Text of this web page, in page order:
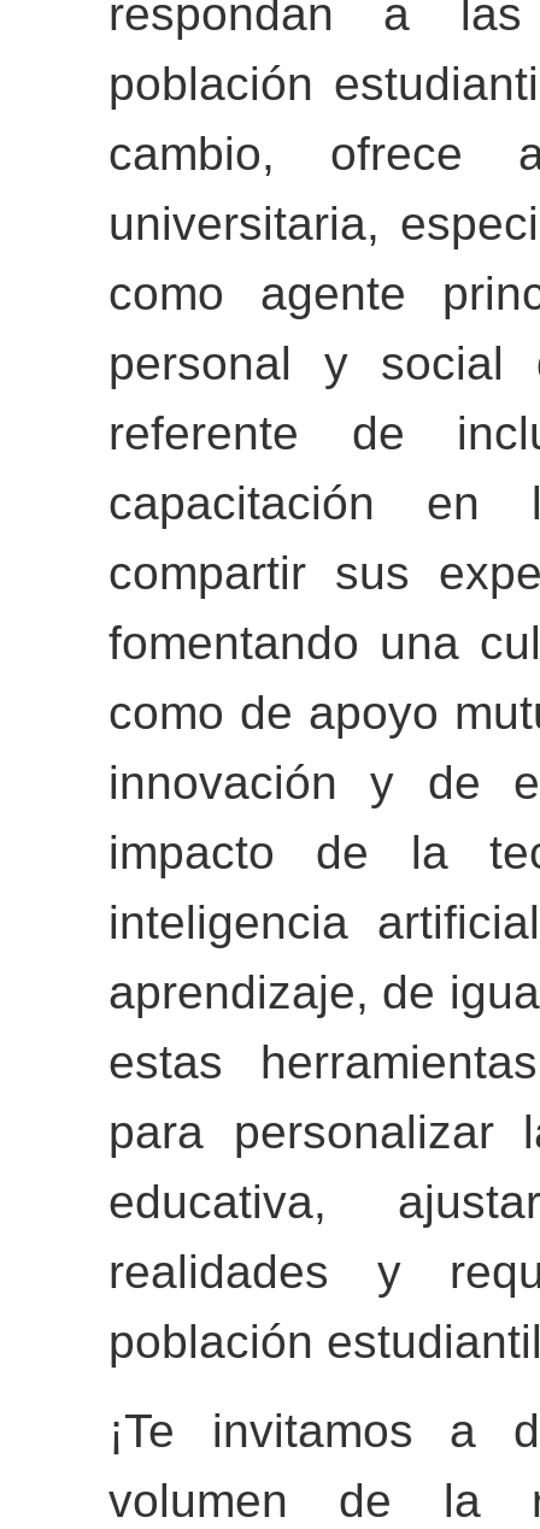
respondan a
población
cambio, ofrece
universitaria,
como agente
personal y social
referente de
capacitación
compartir sus
fomentando una
como de apoyo
innovación y de
impacto de la
inteligencia
aprendizaje, de
estas
para personalizar
educativa,
realidades y
población
¡Te invitamos a
volumen de la